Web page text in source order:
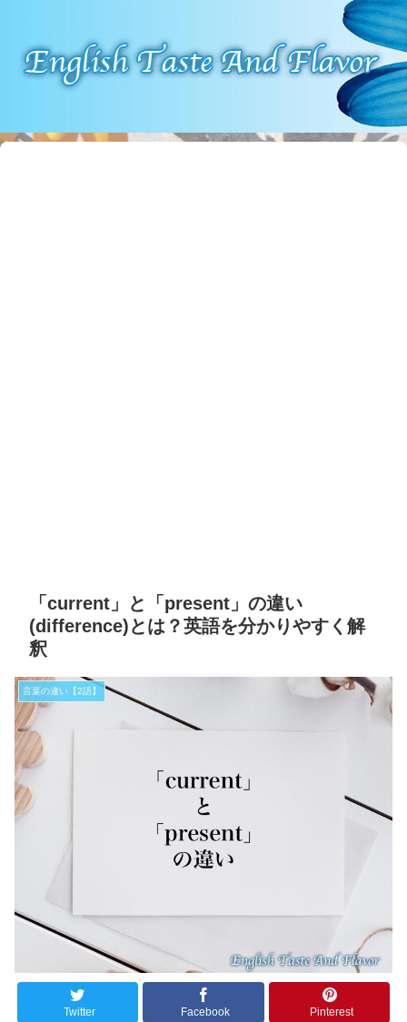
「current」と「present」の違い
(difference)とは？英語を分かりやすく解
釈
言葉の違い【2語】
Twitter Facebook Pinterest